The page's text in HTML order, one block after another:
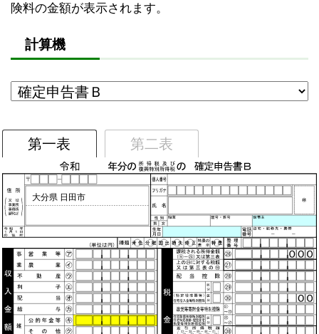
険料の金額が表示されます。
計算機